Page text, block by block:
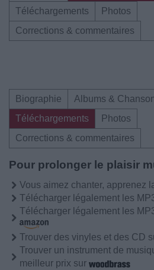
Téléchargements
Photos
Corrections & commentaires
Biographie
Albums &
Téléchargements
Photos
Corrections & commentaires
Pour prolonger le plaisir
Vous aimez chanter, apprenez
Télécharger légalement les
Télécharger légalement les
Trouver des vinyles et des CD
Trouver un instrument de
meilleur prix sur